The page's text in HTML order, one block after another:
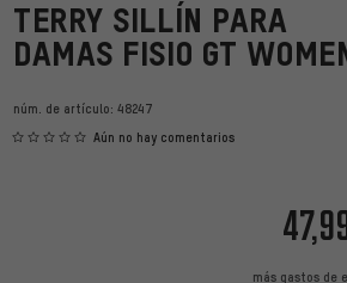
TERRY SILLÍN PARA
DAMAS FISIO GT
núm. de artículo: 48247
Aún no hay comentarios
más gastos de